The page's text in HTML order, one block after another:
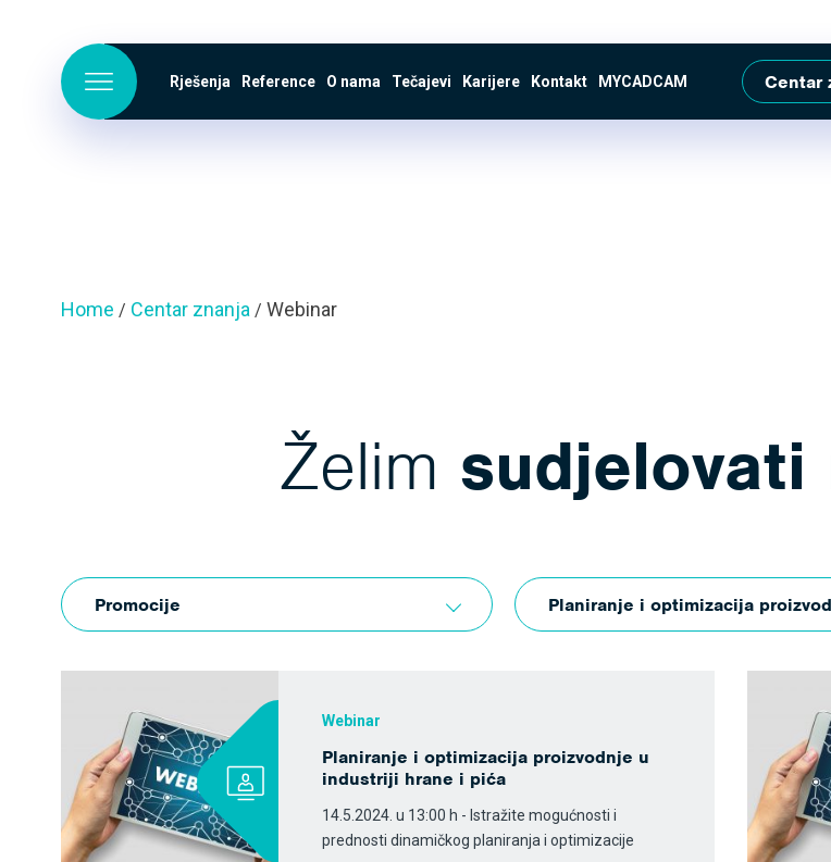
Rješenja Reference O nama Tečajevi Karijere Kontakt MYCADCAM Centar
Home / Centar znanja / Webinar
Želim sudjelovati
Promocije Planiranje i optimizacija
Webinar
Planiranje i optimizacija proizvodnje u
industriji hrane i pića
14.5.2024. u 13:00 h - Istražite mogućnosti i
prednosti dinamičkog planiranja i optimizacije